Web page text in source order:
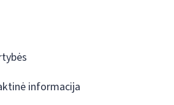
informacija